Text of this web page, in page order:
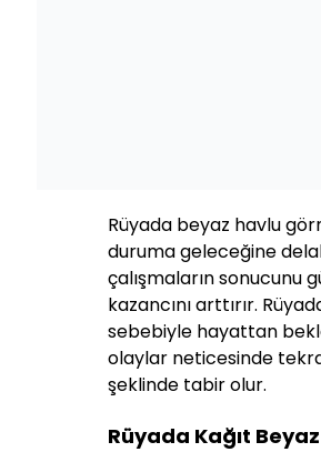
Rüyada beyaz havlu
duruma geleceğine
çalışmaların sonucunu
kazancını arttırır.
sebebiyle hayattan
olaylar neticesinde
şeklinde tabir olur.
Rüyada Kağıt